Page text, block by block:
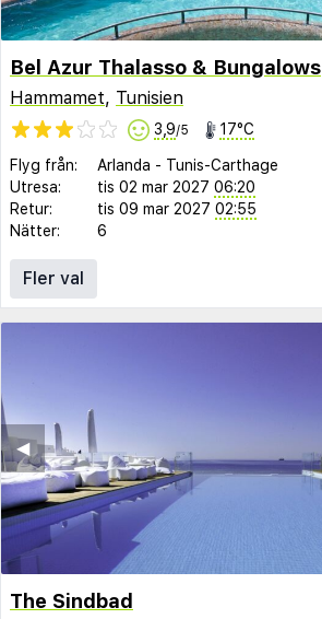
Bel Azur Thalasso & Bungalows
Hammamet, Tunisien
3,9/5 17°C
Flyg från: Arlanda - Tunis-Carthage
Utresa:
tis 02 mar 2027 06:20
Retur:
tis 09 mar 2027 02:55
Nätter:
6
Fler val
◀︎
The Sindbad